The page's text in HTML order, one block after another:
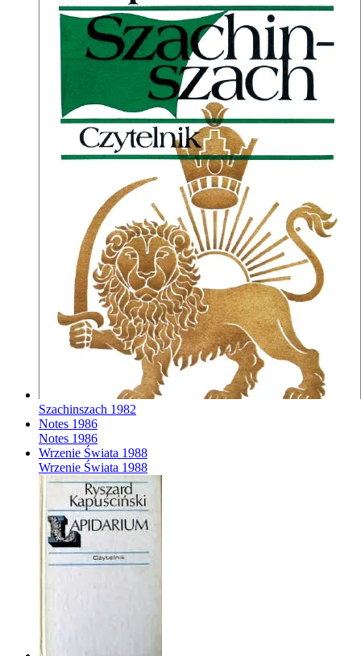
Szachinszach 1982
Notes 1986
Notes 1986
Wrzenie Świata 1988
Wrzenie Świata 1988